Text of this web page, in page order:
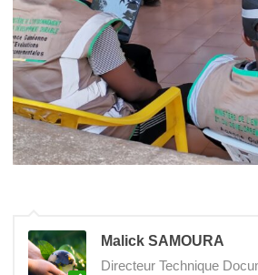
Malick SAMOURA
Directeur Technique